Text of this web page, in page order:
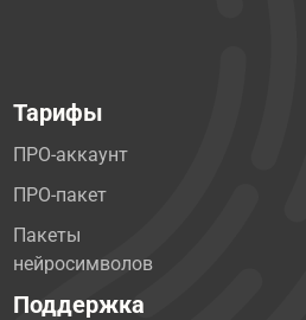
Тарифы
ПРО-аккаунт
ПРО-пакет
Пакеты
нейросимволов
Поддержка